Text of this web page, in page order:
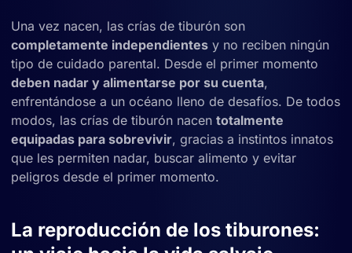
Una vez nacen, las crías de tiburón son
completamente independientes y no reciben ningún
tipo de cuidado parental. Desde el primer momento
deben nadar y alimentarse por su cuenta,
enfrentándose a un océano lleno de desafíos. De todos
modos, las crías de tiburón nacen totalmente
equipadas para sobrevivir, gracias a instintos innatos
que les permiten nadar, buscar alimento y evitar
peligros desde el primer momento.
La reproducción de los tiburones: